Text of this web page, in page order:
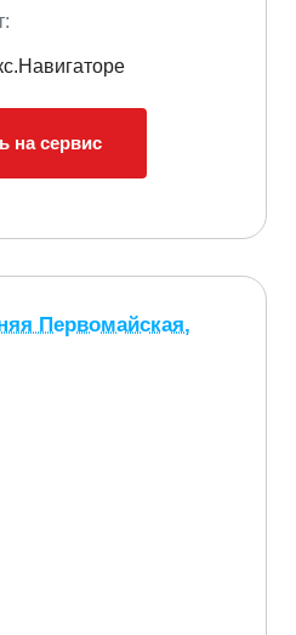
на сервис
Первомайская,